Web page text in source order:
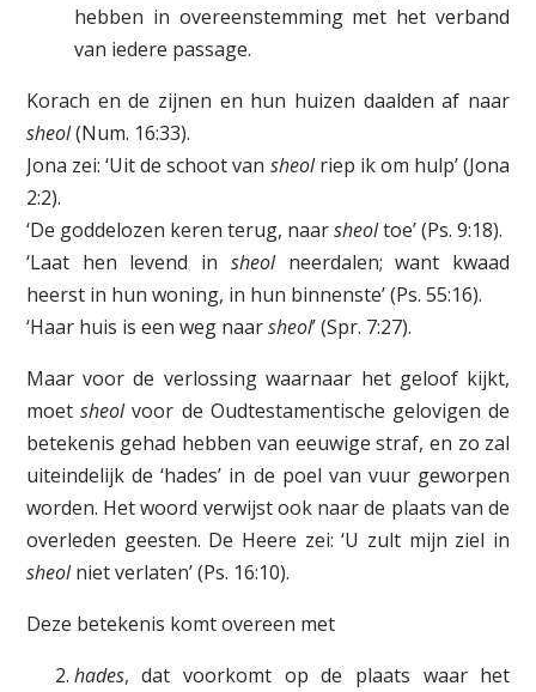
hebben in overeenstemming met het verband
van iedere passage.
Korach en de zijnen en hun huizen daalden af naar
sheol(Num. 16:33).
Jona zei: ‘Uit de schoot van sheolriep ik om hulp’ (Jona
2:2).
‘De goddelozen keren terug, naarsheoltoe’ (Ps. 9:18).
‘Laat hen levend in sheolneerdalen; want kwaad
heerst in hun woning, in hun binnenste’ (Ps. 55:16).
‘Haar huis is een weg naarsheol’ (Spr. 7:27).
Maar voor de verlossing waarnaar het geloof kijkt,
moetsheolvoor de Oudtestamentische gelovigen de
betekenis gehad hebben van eeuwige straf, en zo zal
uiteindelijk de ‘hades’ in de poel van vuur geworpen
worden. Het woord verwijst ook naar de plaats van de
overleden geesten. De Heere zei: ‘U zult mijn ziel in
sheolniet verlaten’ (Ps. 16:10).
Deze betekenis komt overeen met
hades, dat voorkomt op de plaats waar het